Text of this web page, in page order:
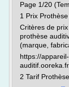
Page 1/20
1 Prix
Critères de
prothèse
(marque,
https://appareil-
2 Tarif